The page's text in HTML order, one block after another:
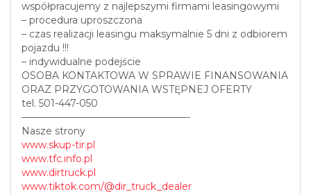
współpracujemy z najlepszymi firmami leasingowymi
– procedura uproszczona
– czas realizacji leasingu maksymalnie 5 dni z odbiorem
pojazdu !!!
– indywidualne podejście
OSOBA KONTAKTOWA W SPRAWIE FINANSOWANIA
ORAZ PRZYGOTOWANIA WSTĘPNEJ OFERTY
tel. 501-447-050
—————————————————-
Nasze strony
www.skup-tir.pl
www.tfc.info.pl
www.dirtruck.pl
www.tiktok.com/@dir_truck_dealer